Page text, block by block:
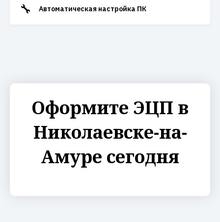
🔧 Автоматическая настройка ПК
Оформите ЭЦП в
Николаевске-на-
Амуре сегодня